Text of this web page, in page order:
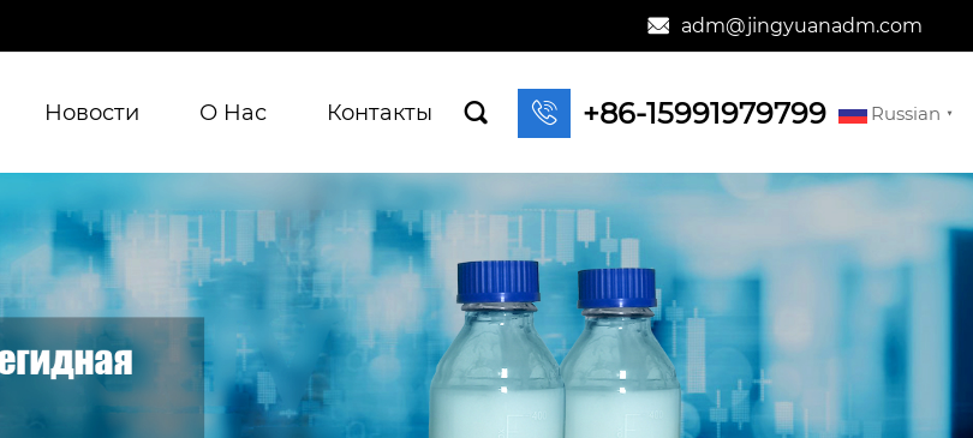
 adm@jingyuanadm.com
Новости О Hас Контакты   +86-15991979799 Russian ▼